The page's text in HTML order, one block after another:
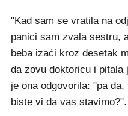
"Kad sam se vratila na
panici sam zvala sestru,
beba izaći kroz desetak
da zovu doktoricu i pitala
je ona odgovorila: "pa
biste vi da vas stavimo?".